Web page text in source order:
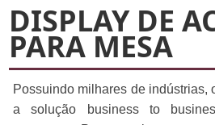
DISPLAY DE
PARA MESA
Possuindo milhares de indústrias,
a solução business to